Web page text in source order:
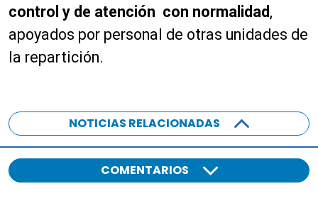
control y de atención con normalidad,
apoyados por personal de otras unidades de
la repartición.
NOTICIAS RELACIONADAS
COMENTARIOS